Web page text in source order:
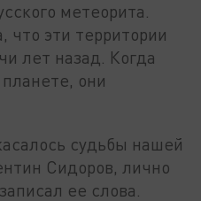
метеорита.
что эти территории
лет назад. Когда
они
судьбы нашей
Сидоров, лично
ее слова.